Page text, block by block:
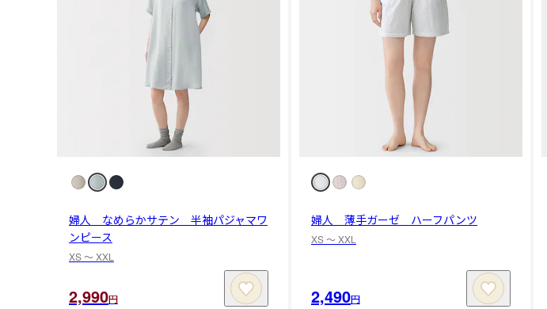
婦人 なめらかサテン 半袖パジャマワ
ンピース
XS 〜 XXL
2,990円
婦人 薄手ガーゼ ハーフパンツ
XS 〜 XXL
2,490円